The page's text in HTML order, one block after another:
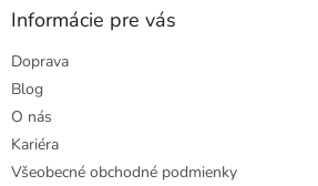
Informácie pre vás
Doprava
Blog
O nás
Kariéra
Všeobecné obchodné podmienky